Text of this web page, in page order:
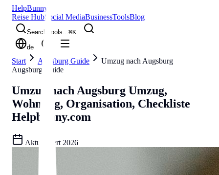
HelpBunny
Reise HubSocial MediaBusinessToolsBlog
Search tools...⌘K
de
Start Augsburg Guide
Umzug nach Augsburg
Augsburg Guide
Umzug nach Augsburg Umzug,
Wohnung, Organisation, Checkliste
Helpbunny.com
Aktualisiert 2026